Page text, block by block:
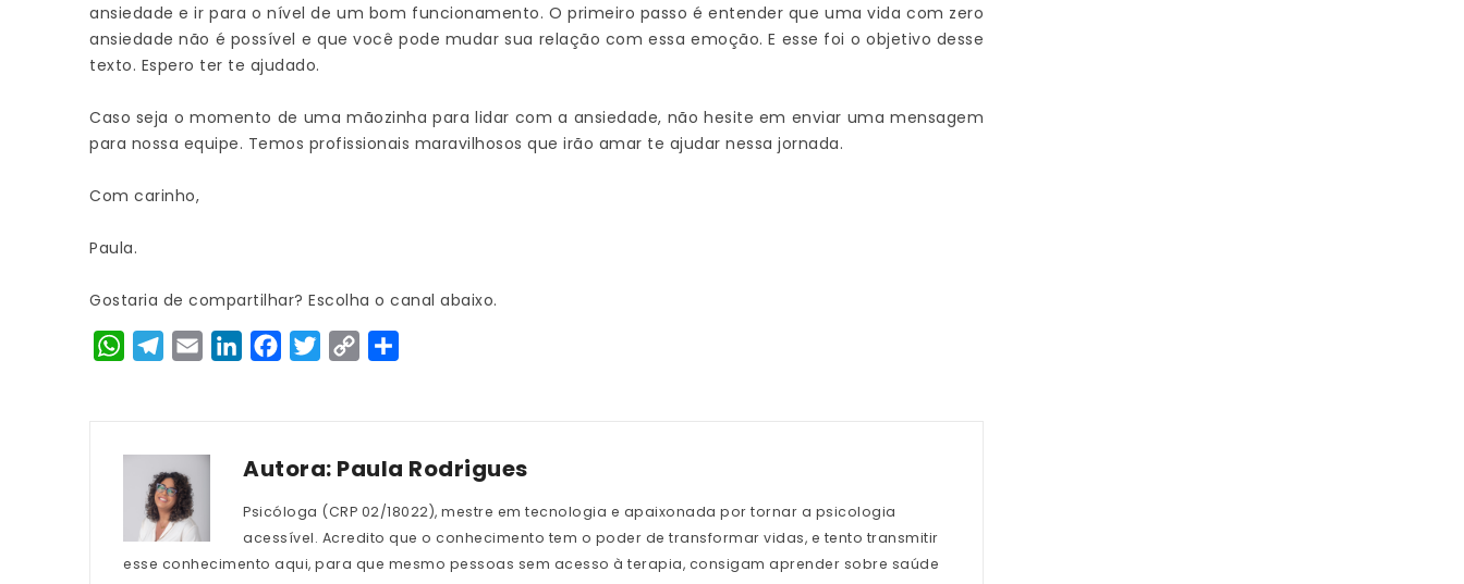
ansiedade e ir para o nível de um bom funcionamento. O primeiro passo é entender que uma vida com zero
ansiedade não é possível e que você pode mudar sua relação com essa emoção. E esse foi o objetivo desse
texto. Espero ter te ajudado.
Caso seja o momento de uma mãozinha para lidar com a ansiedade, não hesite em enviar uma mensagem
para nossa equipe. Temos profissionais maravilhosos que irão amar te ajudar nessa jornada.
Com carinho,
Paula.
Gostaria de compartilhar? Escolha o canal abaixo.
WhatsApp
Telegram
Email LinkedInFacebookTwitter
Copy
Autora: Paula Rodrigues
Psicóloga (CRP 02/18022), mestre em tecnologia e apaixonada por tornar a psicologia
acessível. Acredito que o conhecimento tem o poder de transformar vidas, e tento transmitir
esse conhecimento aqui, para que mesmo pessoas sem acesso à terapia, consigam aprender sobre saúde